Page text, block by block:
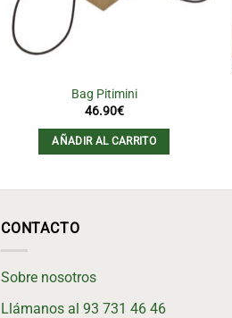
Bag Pitimini
46.90€
AÑADIR AL CARRITO
CONTACTO
Sobre nosotros
Llámanos al 93 731 46 46